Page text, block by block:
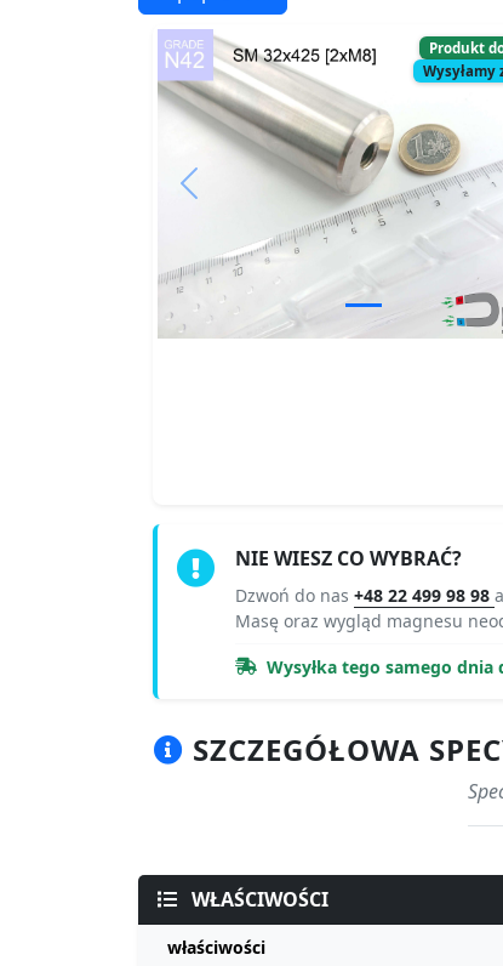
Produkt
Wysyłamy
Previous
NIE WIESZ CO WYBRAĆ?
Dzwoń do nas +48 22 499 98 98
Masę oraz wygląd magnesu
Wysyłka tego samego dnia
SZCZEGÓŁOWA
WŁAŚCIWOŚCI
właściwości